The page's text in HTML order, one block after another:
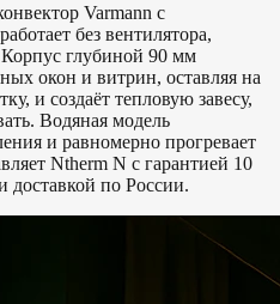
Varmann с
без вентилятора,
глубиной 90 мм
окон и витрин, оставляя на
и создаёт тепловую завесу,
Водяная модель
и равномерно прогревает
Ntherm N с гарантией 10
доставкой по России.